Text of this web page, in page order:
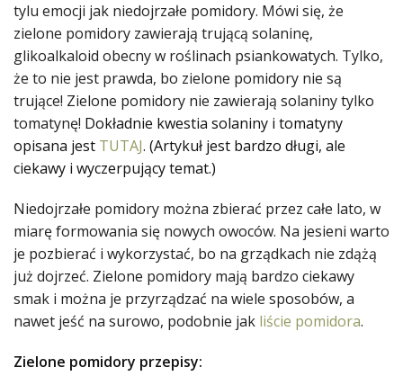
tylu emocji jak niedojrzałe pomidory. Mówi się, że
zielone pomidory zawierają trującą solaninę,
glikoalkaloid obecny w roślinach psiankowatych. Tylko,
że to nie jest prawda, bo zielone pomidory nie są
trujące! Zielone pomidory nie zawierają solaniny tylko
tomatynę! Dokładnie kwestia solaniny i tomatyny
opisana jest TUTAJ. (Artykuł jest bardzo długi, ale
ciekawy i wyczerpujący temat.)
Niedojrzałe pomidory można zbierać przez całe lato, w
miarę formowania się nowych owoców. Na jesieni warto
je pozbierać i wykorzystać, bo na grządkach nie zdążą
już dojrzeć. Zielone pomidory mają bardzo ciekawy
smak i można je przyrządzać na wiele sposobów, a
nawet jeść na surowo, podobnie jak liście pomidora.
Zielone pomidory przepisy: